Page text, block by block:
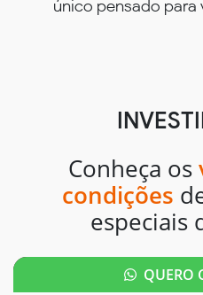
único pensado para
Conheça os
condições
especiais
QUERO